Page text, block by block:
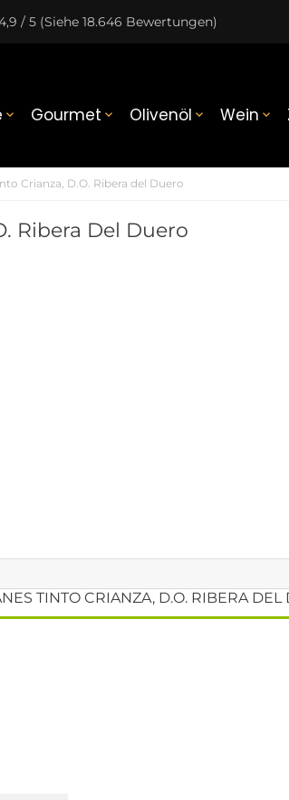
/ 5 (Siehe 18.646 Bewertungen)
 Gourmet  Olivenöl  Wein 
Crianza, D.O. Ribera del Duero
Ribera Del Duero
TINTO CRIANZA, D.O. RIBERA DEL